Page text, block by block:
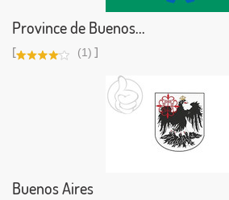
Province de Buenos...
[ (1) ]
Buenos Aires